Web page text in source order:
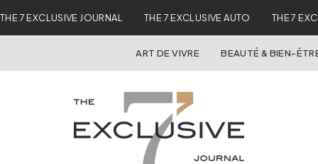
THE 7 EXCLUSIVE JOURNAL THE 7 EXCLUSIVE AUTO THE 7
ART DE VIVRE BEAUTÉ & BIEN-